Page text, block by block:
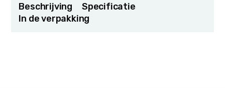
Beschrijving
Specificatie
In de verpakking